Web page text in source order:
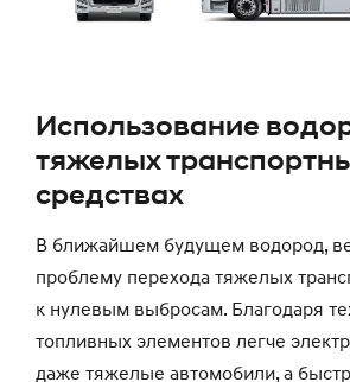
Использование
тяжелых
средствах
В ближайшем будущем водород,
проблему перехода тяжелых
к нулевым выбросам. Благодаря
топливных элементов легче
даже тяжелые автомобили, а